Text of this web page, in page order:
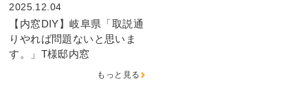
2025.12.04
【内窓DIY】岐阜県「取説通
りやれば問題ないと思いま
す。」T様邸内窓
もっと見る